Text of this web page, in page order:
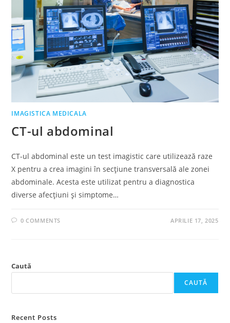
IMAGISTICA MEDICALA
CT-ul abdominal
CT-ul abdominal este un test imagistic care utilizează raze
X pentru a crea imagini în secțiune transversală ale zonei
abdominale. Acesta este utilizat pentru a diagnostica
diverse afecțiuni și simptome…
0 COMMENTS APRILIE 17, 2025
Caută
CAUTĂ
Recent Posts